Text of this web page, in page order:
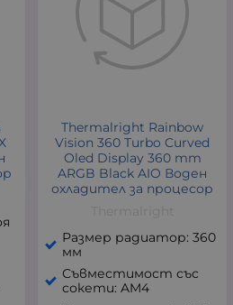
Thermalright Rainbow
Vision 360 Turbo Curved
Oled Display 360 mm
ARGB Black AIO Воден
охладител за процесор
Размер радиатор: 360
мм
Съвместимост със
сокети: AM4